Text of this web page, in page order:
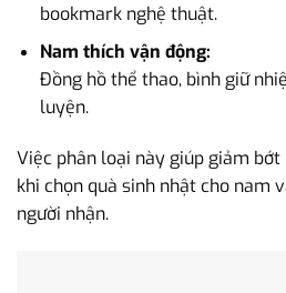
bookmark nghệ thuật.
Nam thích vận động:
Đồng hồ thể thao, bình giữ
luyện.
Việc phân loại này giúp giảm
khi chọn quà sinh nhật cho nam
người nhận.